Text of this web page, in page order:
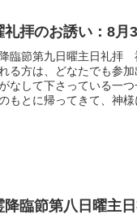
礼拝のお誘い：8月
臨節第九日曜主日礼拝
る方は、どなたでも参
なして下さっている一
もとに帰ってきて、神
降臨節第八日曜主